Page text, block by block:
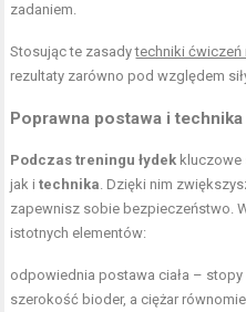
zadaniem.
Stosując te zasadytechniki ćwiczeń
rezultaty zarówno pod względem
Poprawna postawa i technika
Podczas treningu łydek kluczowe
jak itechnika. Dzięki nim
zapewnisz sobie bezpieczeństwo.
istotnych elementów:
odpowiednia postawa ciała –
szerokość bioder, a ciężar